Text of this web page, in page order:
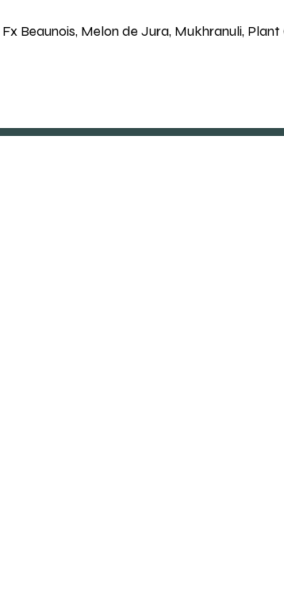
Fx Beaunois, Melon de Jura, Mukhranuli, Plant